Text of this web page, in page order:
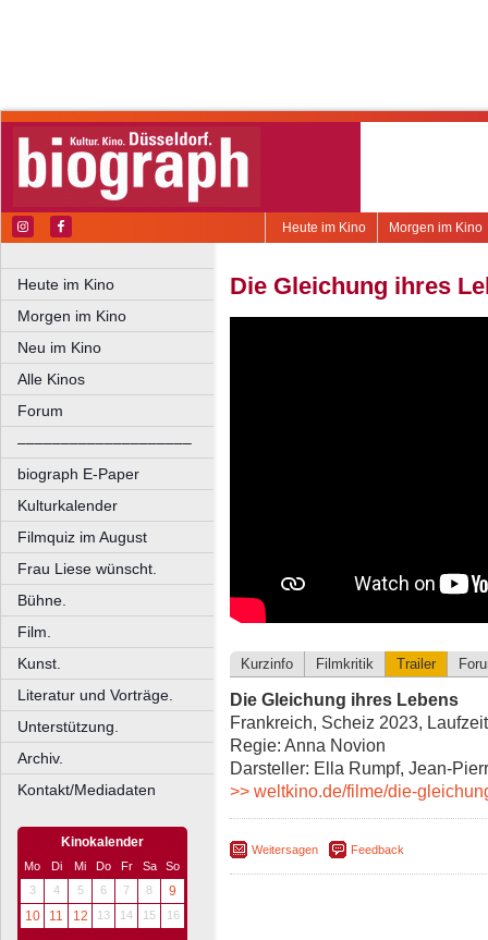
Morgen im Kino
Heute im Kino
Heute im Kino
Morgen im Kino
Neu im Kino
Alle Kinos
Forum
––––––––––––––––––––
biograph E-Paper
Kulturkalender
Filmquiz im August
Frau Liese wünscht.
Bühne.
Film.
Kunst.
Literatur und Vorträge.
Unterstützung.
Archiv.
Kontakt/Mediadaten
Kinokalender
Mo Di Mi Do Fr Sa
So
3
4 5 6 7 8
9
10
11 12 13 14 15 16
Die Gleichung ihres
Kurzinfo Filmkritik Trailer
Die Gleichung ihres Lebens
Frankreich, Scheiz 2023,
Regie: Anna Novion
Darsteller: Ella Rumpf, Jean-
>> weltkino.de/filme/die-
Weitersagen Feedback